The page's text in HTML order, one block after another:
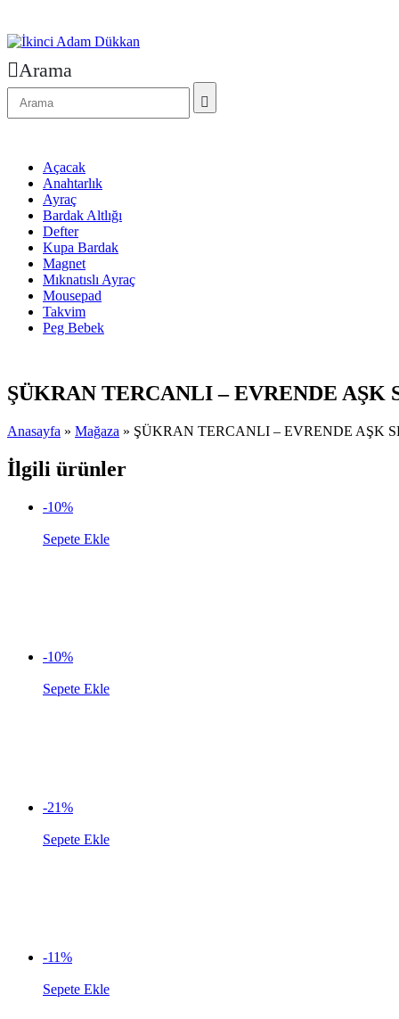
Arama
Açacak
Anahtarlık
Ayraç
Bardak Altlığı
Defter
Kupa Bardak
Magnet
Mıknatıslı Ayraç
Mousepad
Takvim
Peg Bebek
ŞÜKRAN TERCANLI – EVRENDE AŞK
Anasayfa » Mağaza » ŞÜKRAN TERCANLI – EVRENDE AŞK
İlgili ürünler
-10%
Sepete Ekle
-10%
Sepete Ekle
-21%
Sepete Ekle
-11%
Sepete Ekle